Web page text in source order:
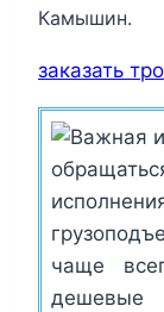
Камышин.
заказать
чаще